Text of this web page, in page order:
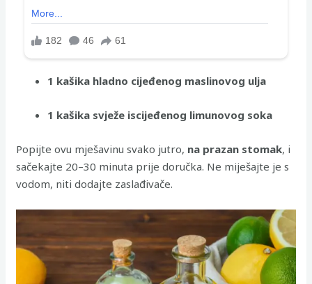
1 kašika hladno cijeđenog maslinovog ulja
1 kašika svježe iscijeđenog limunovog soka
Popijte ovu mješavinu svako jutro, na prazan stomak, i
sačekajte 20–30 minuta prije doručka. Ne miješajte je s
vodom, niti dodajte zaslađivače.